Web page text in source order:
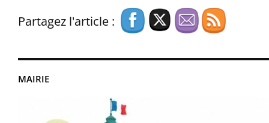
MAIRIE
Partagez l'article :